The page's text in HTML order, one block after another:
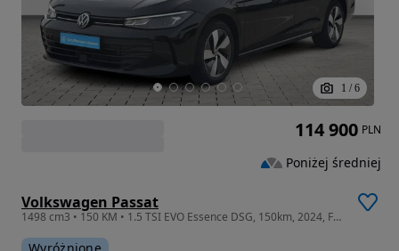
1 / 6
Volkswagen Passat
1498 cm3 • 150 KM • 1.5 TSI EVO Essence DSG, 150km, 2024, Faktura, ASO, SalonPL, CityMotor
114 900 PLN
Poniżej średniej